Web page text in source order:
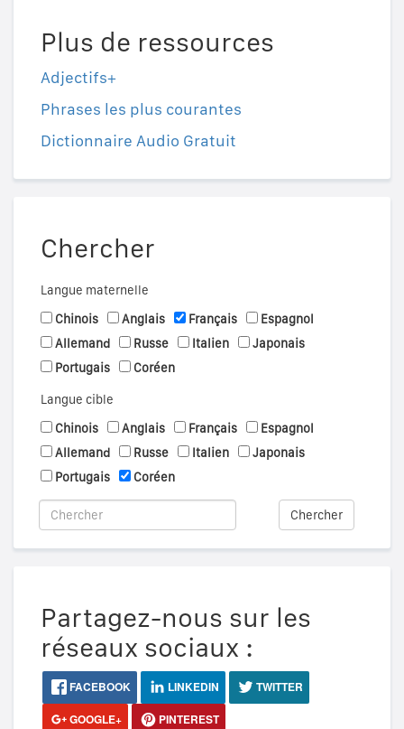
Plus de ressources
Adjectifs+
Phrases les plus courantes
Dictionnaire Audio Gratuit
Chercher
Langue maternelle
Chinois
Anglais Français
Espagnol
Allemand
Russe Italien
Japonais
Portugais
Coréen
Langue cible
Chinois
Anglais Français
Espagnol
Allemand
Russe Italien
Japonais
Portugais
Coréen
Chercher
Partagez-nous sur les
réseaux sociaux :
FACEBOOK LINKEDIN
TWITTER
GOOGLE+
PINTEREST